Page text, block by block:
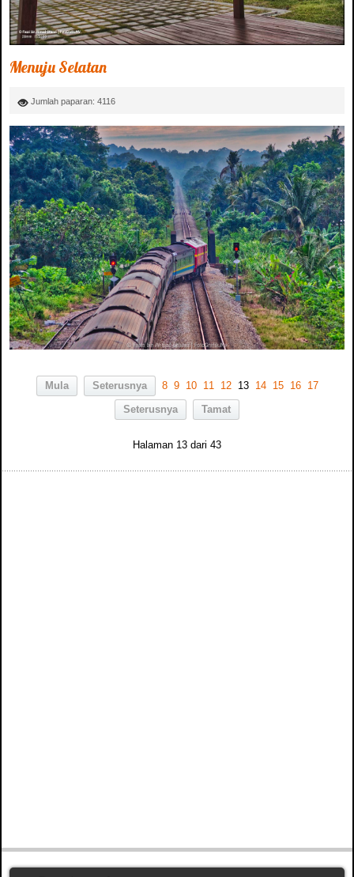
Menuju Selatan
Jumlah paparan: 4116
Mula Seterusnya 8 9 10 11 12 13 14 15 16 17
Seterusnya Tamat
Halaman 13 dari 43